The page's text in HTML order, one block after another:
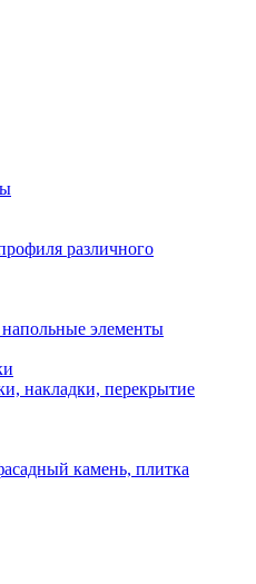
различного
элементы
накладки, перекрытие
камень, плитка